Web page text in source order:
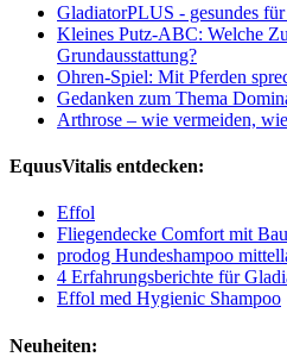
GladiatorPLUS - gesundes
Kleines Putz-ABC: Welche
Grundausstattung?
Ohren-Spiel: Mit Pferden
Gedanken zum Thema
Arthrose – wie vermeiden,
EquusVitalis entdecken:
Effol
Fliegendecke Comfort mit
prodog Hundeshampoo
4 Erfahrungsberichte für
Effol med Hygienic Shampoo
Neuheiten: